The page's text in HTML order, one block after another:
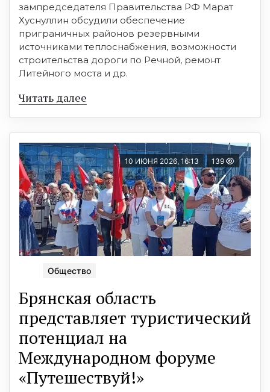
зампредседателя Правительства РФ Марат
Хуснуллин обсудили обеспечение
приграничных районов резервными
источниками теплоснабжения, возможности
строительства дороги по Речной, ремонт
Литейного моста и др.
Читать далее
10 ИЮНЯ 2026, 16:13 139
Общество
Брянская область
представляет туристический
потенциал на
Международном форуме
«Путешествуй!»